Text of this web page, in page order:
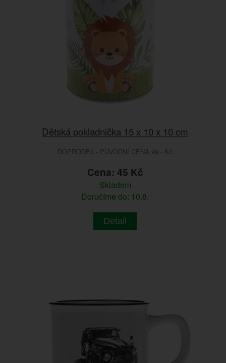
Dětská pokladnička 15 x 10 x 10 cm
DOPRODEJ - PŮVODNÍ CENA 99.- Kč
Cena: 45 Kč
Skladem
Doručíme do: 10.8.
Detail